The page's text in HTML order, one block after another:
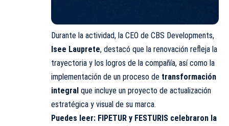
Durante la actividad, la CEO de CBS Developments,
Isee Lauprete, destacó que la renovación refleja la
trayectoria y los logros de la compañía, así como la
implementación de un proceso de transformación
integral que incluye un proyecto de actualización
estratégica y visual de su marca.
Puedes leer: FIPETUR y FESTURIS celebraron la